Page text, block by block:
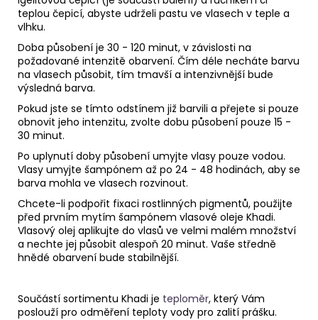
teplou čepicí, abyste udrželi pastu ve vlasech v teple a
vlhku.
Doba působení je 30 - 120 minut, v závislosti na
požadované intenzitě obarvení. Čím déle necháte barvu
na vlasech působit, tím tmavší a intenzivnější bude
výsledná barva.
Pokud jste se tímto odstínem již barvili a přejete si pouze
obnovit jeho intenzitu, zvolte dobu působení pouze 15 -
30 minut.
Po uplynutí doby působení umyjte vlasy pouze vodou.
Vlasy umyjte šampónem až po 24 - 48 hodinách, aby se
barva mohla ve vlasech rozvinout.
Chcete-li podpořit fixaci rostlinných pigmentů, použijte
před prvním mytím šampónem vlasové oleje Khadi.
Vlasový olej aplikujte do vlasů ve velmi malém množství
a nechte jej působit alespoň 20 minut. Vaše středně
hnědé obarvení bude stabilnější.
Součástí sortimentu Khadi je teploměr, který Vám
poslouží pro odměření teploty vody pro zalití prášku.